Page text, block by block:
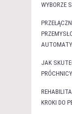
WYBORZE
JAK
KROKI DO